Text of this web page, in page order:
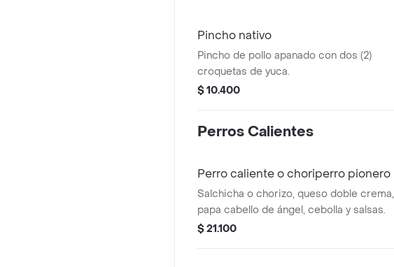
Pincho nativo
Pincho de pollo apanado con dos (2)
croquetas de yuca.
$ 10.400
Perros Calientes
Perro caliente o choriperro pionero
Salchicha o chorizo, queso doble crema,
papa cabello de ángel, cebolla y salsas.
$ 21.100